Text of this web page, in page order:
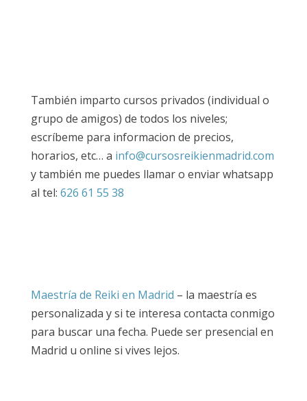
También imparto cursos privados (individual o
grupo de amigos) de todos los niveles;
escríbeme para informacion de precios,
horarios, etc… a info@cursosreikienmadrid.com
y también me puedes llamar o enviar whatsapp
al tel: 626 61 55 38
Maestría de Reiki en Madrid – la maestría es
personalizada y si te interesa contacta conmigo
para buscar una fecha. Puede ser presencial en
Madrid u online si vives lejos.